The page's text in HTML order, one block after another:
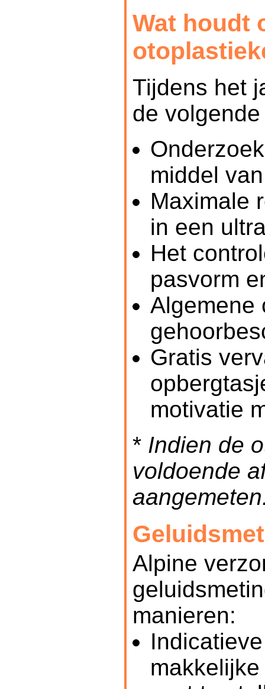
Wat houdt
Tijdens het
de
middel
Maximale
in een
Het
pasvorm
Algemene
Gratis
motivatie
* Indien de
voldoende
Alpine
manieren: